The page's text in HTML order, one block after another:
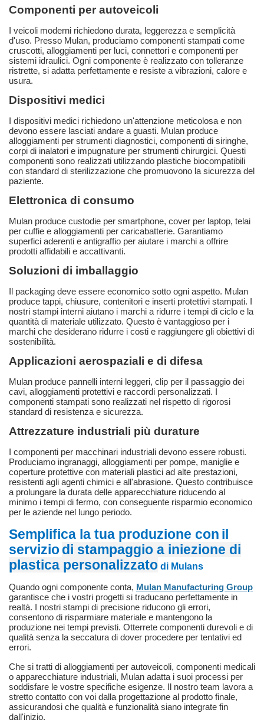
Componenti per autoveicoli
I veicoli moderni richiedono durata, leggerezza e semplicità
d'uso. Presso Mulan, produciamo componenti stampati come
cruscotti, alloggiamenti per luci, connettori e componenti per
sistemi idraulici. Ogni componente è realizzato con tolleranze
ristrette, si adatta perfettamente e resiste a vibrazioni, calore e
usura.
Dispositivi medici
I dispositivi medici richiedono un'attenzione meticolosa e non
devono essere lasciati andare a guasti. Mulan produce
alloggiamenti per strumenti diagnostici, componenti di siringhe,
corpi di inalatori e impugnature per strumenti chirurgici. Questi
componenti sono realizzati utilizzando plastiche biocompatibili
con standard di sterilizzazione che promuovono la sicurezza del
paziente.
Elettronica di consumo
Mulan produce custodie per smartphone, cover per laptop, telai
per cuffie e alloggiamenti per caricabatterie. Garantiamo
superfici aderenti e antigraffio per aiutare i marchi a offrire
prodotti affidabili e accattivanti.
Soluzioni di imballaggio
Il packaging deve essere economico sotto ogni aspetto. Mulan
produce tappi, chiusure, contenitori e inserti protettivi stampati. I
nostri stampi interni aiutano i marchi a ridurre i tempi di ciclo e la
quantità di materiale utilizzato. Questo è vantaggioso per i
marchi che desiderano ridurre i costi e raggiungere gli obiettivi di
sostenibilità.
Applicazioni aerospaziali e di difesa
Mulan produce pannelli interni leggeri, clip per il passaggio dei
cavi, alloggiamenti protettivi e raccordi personalizzati. I
componenti stampati sono realizzati nel rispetto di rigorosi
standard di resistenza e sicurezza.
Attrezzature industriali più durature
I componenti per macchinari industriali devono essere robusti.
Produciamo ingranaggi, alloggiamenti per pompe, maniglie e
coperture protettive con materiali plastici ad alte prestazioni,
resistenti agli agenti chimici e all'abrasione. Questo contribuisce
a prolungare la durata delle apparecchiature riducendo al
minimo i tempi di fermo, con conseguente risparmio economico
per le aziende nel lungo periodo.
Semplifica la tua produzione con il
serviziodi stampaggio a iniezione di
plastica personalizzato di Mulans
Quando ogni componente conta, Mulan Manufacturing Group
garantisce che i vostri progetti si traducano perfettamente in
realtà. I ​​nostri stampi di precisione riducono gli errori,
consentono di risparmiare materiale e mantengono la
produzione nei tempi previsti. Otterrete componenti durevoli e di
qualità senza la seccatura di dover procedere per tentativi ed
errori.
Che si tratti di alloggiamenti per autoveicoli, componenti medicali
o apparecchiature industriali, Mulan adatta i suoi processi per
soddisfare le vostre specifiche esigenze. Il nostro team lavora a
stretto contatto con voi dalla progettazione al prodotto finale,
assicurandosi che qualità e funzionalità siano integrate fin
dall'inizio.